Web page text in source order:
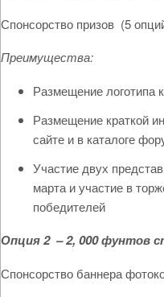
Спонсорство призов (5
Преимущества:
Размещение логотипа
Размещение краткой
сайте и в каталоге
Участие двух
марта и участие в
победителей
Опция 2 – 2, 000 фунтов
Спонсорство баннера